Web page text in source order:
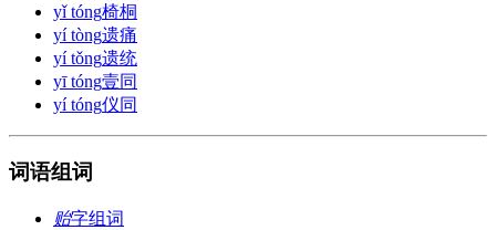
yǐ tóng椅桐
yí tòng遗痛
yí tǒng遗统
yī tóng壹同
yí tóng仪同
词语组词
贻字组词